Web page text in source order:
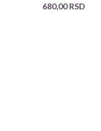
680,00RSD